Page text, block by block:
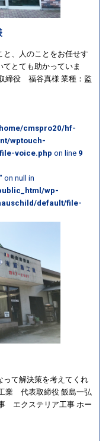
、人のことをお任せす
とても助かっていま
締役 福谷真様 業種：監
cmspro20/hf-
wptouch-
voice.php on line 9
on null in
wp-
default/file-
って解決策を考えてくれ
業 代表取締役 飯島一弘
エクステリア工事 ホー